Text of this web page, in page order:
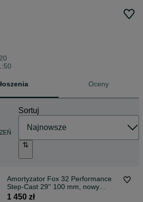
Oceny
Sortuj
Amortyzator Fox 32 Performance
Step-Cast 29'' 100 mm, nowy
(2067)
1 450 zł